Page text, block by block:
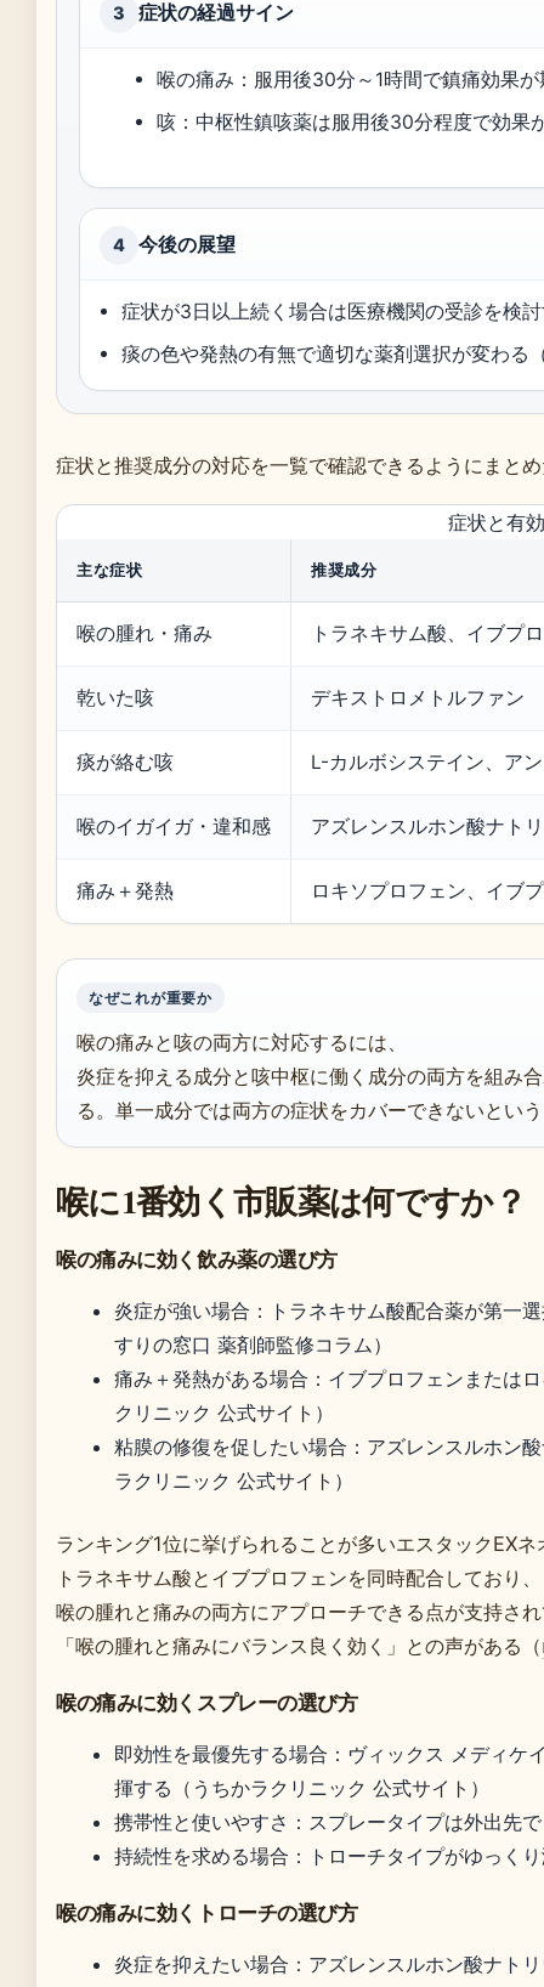
3 症状の経過サイン
喉の痛み：服用後30分～1時間で鎮痛効果
咳：中枢性鎮咳薬は服用後30分程度で効果
4 今後の展望
症状が3日以上続く場合は医療機関の受診を検
痰の色や発熱の有無で適切な薬剤選択が変わる
症状と推奨成分の対応を一覧で確認できるようにまと
症状と有
主な症状 推奨成分
喉の腫れ・痛み トラネキサム酸、イブプ
乾いた咳 デキストロメトルファン
痰が絡む咳 L-カルボシステイン、ア
喉のイガイガ・違和感 アズレンスルホン酸ナト
痛み＋発熱 ロキソプロフェン、イブ
なぜこれが重要か
喉の痛みと咳の両方に対応するには、
炎症を抑える成分と咳中枢に働く成分の両方を組み
る。単一成分では両方の症状をカバーできないとい
喉に1番効く市販薬は何ですか？
喉の痛みに効く飲み薬の選び方
炎症が強い場合：トラネキサム酸配合薬が第一
すりの窓口 薬剤師監修コラム）
痛み＋発熱がある場合：イブプロフェンまたは
クリニック 公式サイト）
粘膜の修復を促したい場合：アズレンスルホン
ラクリニック 公式サイト）
ランキング1位に挙げられることが多いエスタックEX
トラネキサム酸とイブプロフェンを同時配合しており、
喉の腫れと痛みの両方にアプローチできる点が支持さ
「喉の腫れと痛みにバランス良く効く」との声がある（
喉の痛みに効くスプレーの選び方
即効性を最優先する場合：ヴィックス メディケ
揮する（うちかラクリニック 公式サイト）
携帯性と使いやすさ：スプレータイプは外出先
持続性を求める場合：トローチタイプがゆっく
喉の痛みに効くトローチの選び方
炎症を抑えたい場合：アズレンスルホン酸ナト